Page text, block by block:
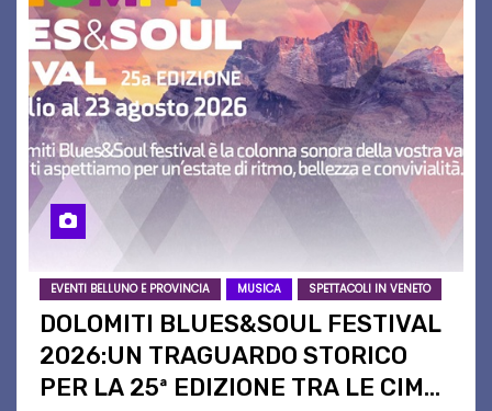
EVENTI BELLUNO E PROVINCIA MUSICA SPETTACOLI IN VENETO
DOLOMITI BLUES&SOUL FESTIVAL
2026:UN TRAGUARDO STORICO
PER LA 25ª EDIZIONE TRA LE CIME